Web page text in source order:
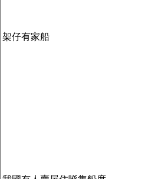
架仔有家船